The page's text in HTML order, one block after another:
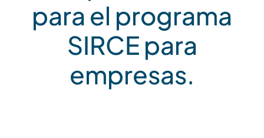
para el programa
SIRCE para
empresas.